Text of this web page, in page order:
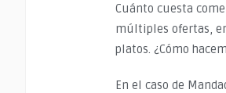
Cuánto cuesta
múltiples ofertas,
platos. ¿Cómo
En el caso de